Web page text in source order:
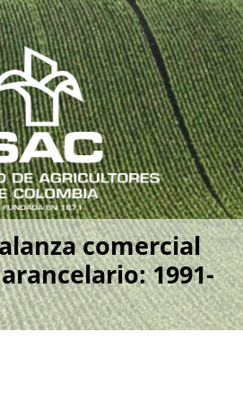
comercial
1991-